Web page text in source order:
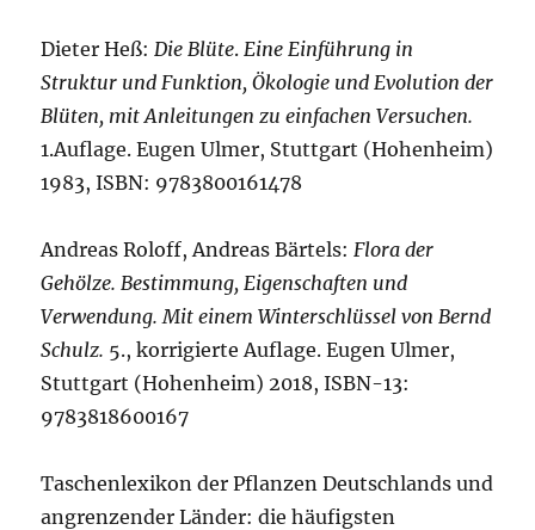
Dieter Heß: Die Blüte. Eine Einführung in
Struktur und Funktion, Ökologie und Evolution der
Blüten, mit Anleitungen zu einfachen Versuchen.
1.Auflage. Eugen Ulmer, Stuttgart (Hohenheim)
1983, ISBN: 9783800161478
Andreas Roloff, Andreas Bärtels: Flora der
Gehölze. Bestimmung, Eigenschaften und
Verwendung. Mit einem Winterschlüssel von Bernd
Schulz. 5., korrigierte Auflage. Eugen Ulmer,
Stuttgart (Hohenheim) 2018, ISBN-13:
9783818600167
Taschenlexikon der Pflanzen Deutschlands und
angrenzender Länder: die häufigsten